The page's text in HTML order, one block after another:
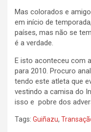
Mas colorados e
em início de
países, mas não se
é a verdade.
E isto aconteceu com
para 2010. Procuro
tendo este atleta que
vestindo a camisa do
isso e pobre dos
Tags: Guiñazu,